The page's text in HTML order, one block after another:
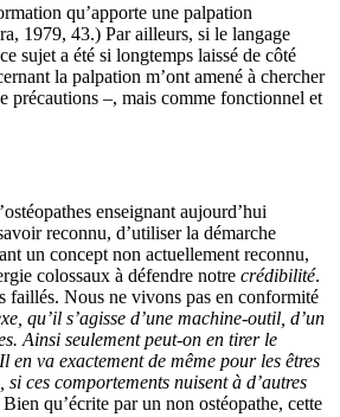
qu’apporte une palpation
1979, 43.) Par ailleurs, si le langage
sujet a été si longtemps laissé de côté
la palpation m’ont amené à chercher
précautions –, mais comme fonctionnel et
enseignant aujourd’hui
reconnu, d’utiliser la démarche
un concept non actuellement reconnu,
colossaux à défendre notre crédibilité.
faillés. Nous ne vivons pas en conformité
qu’il s’agisse d’une machine-outil, d’un
Ainsi seulement peut-on en tirer le
en va exactement de même pour les êtres
ces comportements nuisent à d’autres
qu’écrite par un non ostéopathe, cette